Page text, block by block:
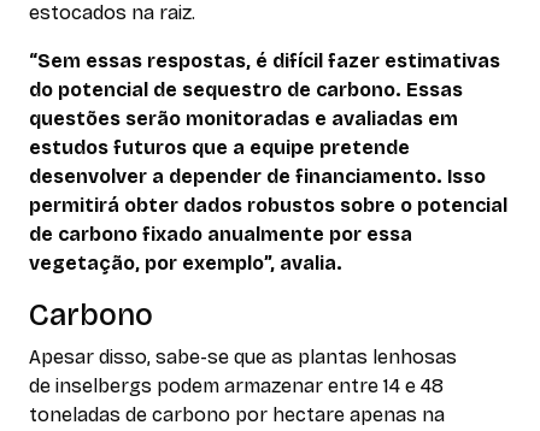
estocados na raiz.
“Sem essas respostas, é difícil fazer estimativas
do potencial de sequestro de carbono. Essas
questões serão monitoradas e avaliadas em
estudos futuros que a equipe pretende
desenvolver a depender de financiamento. Isso
permitirá obter dados robustos sobre o potencial
de carbono fixado anualmente por essa
vegetação, por exemplo”, avalia.
Carbono
Apesar disso, sabe-se que as plantas lenhosas
de inselbergs podem armazenar entre 14 e 48
toneladas de carbono por hectare apenas na